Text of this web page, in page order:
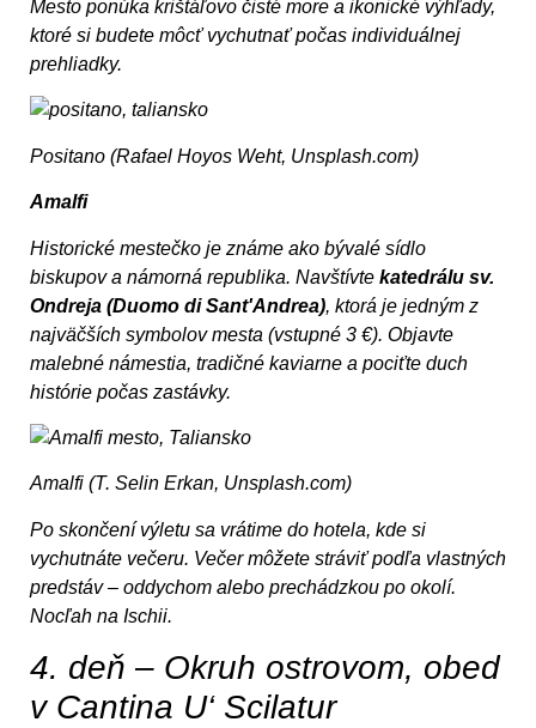
Mesto ponúka krištáľovo čisté more a ikonické výhľady,
ktoré si budete môcť vychutnať počas individuálnej
prehliadky.
Positano (Rafael Hoyos Weht, Unsplash.com)
Amalfi
Historické mestečko je známe ako bývalé sídlo
biskupov a námorná republika. Navštívte katedrálu sv.
Ondreja (Duomo di Sant'Andrea), ktorá je jedným z
najväčších symbolov mesta (vstupné 3 €). Objavte
malebné námestia, tradičné kaviarne a pociťte duch
histórie počas zastávky.
Amalfi (T. Selin Erkan, Unsplash.com)
Po skončení výletu sa vrátime do hotela, kde si
vychutnáte večeru. Večer môžete stráviť podľa vlastných
predstáv – oddychom alebo prechádzkou po okolí.
Nocľah na Ischii.
4. deň – Okruh ostrovom, obed
v Cantina U‘ Scilatur